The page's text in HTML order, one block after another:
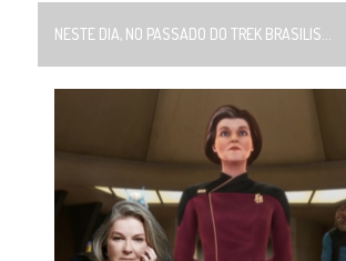
NESTE DIA, NO PASSADO DO TREK BRASILIS...